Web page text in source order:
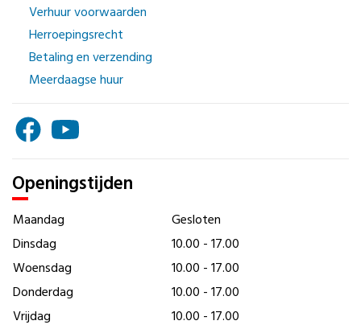
Verhuur voorwaarden
Herroepingsrecht
Betaling en verzending
Meerdaagse huur
Openingstijden
Maandag
Gesloten
Dinsdag
10.00 - 17.00
Woensdag
10.00 - 17.00
Donderdag
10.00 - 17.00
Vrijdag
10.00 - 17.00